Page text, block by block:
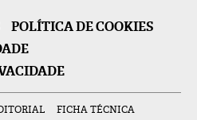
POLÍTICA DE COOKIES
FICHA TÉCNICA